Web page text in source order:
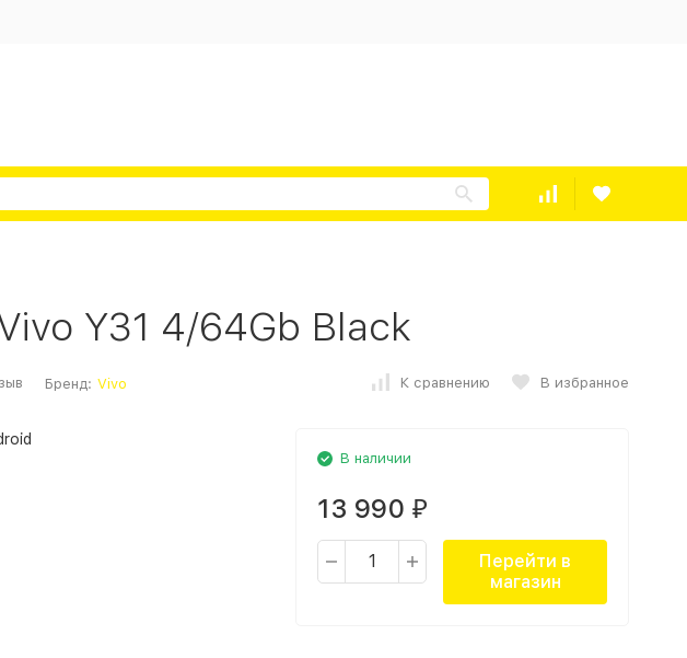
Y31 4/64Gb Black
Бренд: Vivo К сравнению В избранное
В наличии
13 990 ₽
Перейти в
магазин